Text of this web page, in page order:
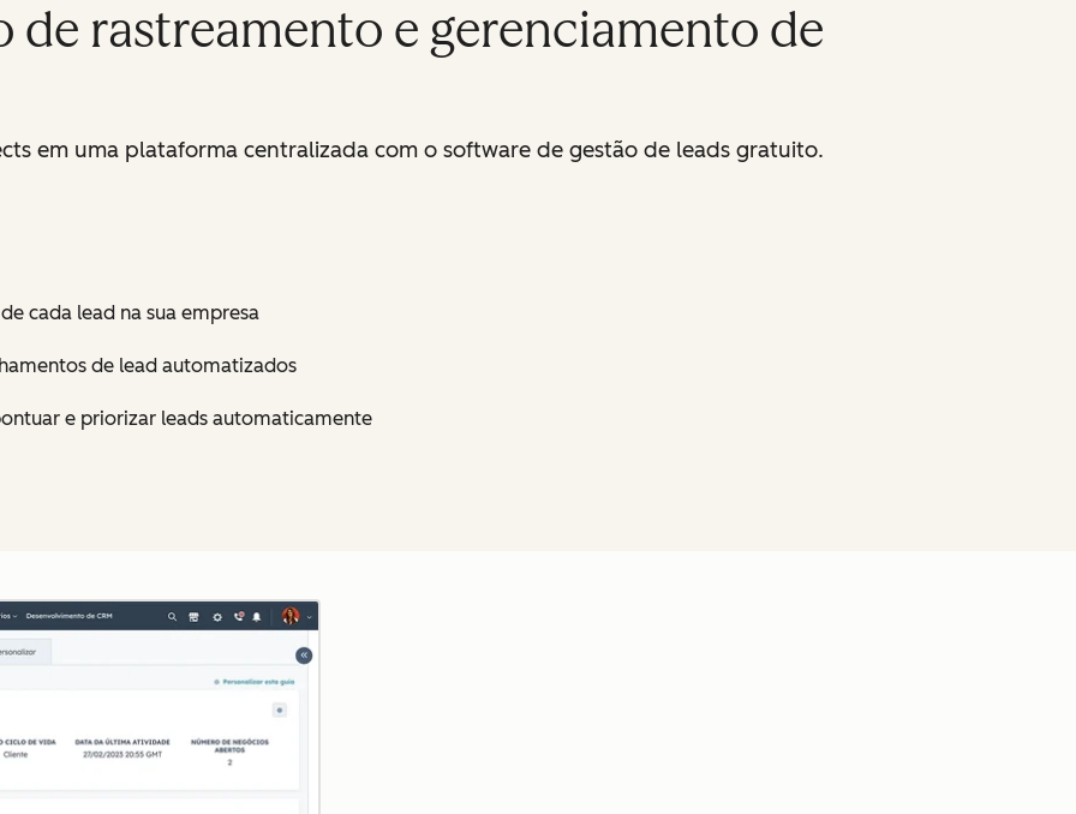
de rastreamento e gerenciamento de
em uma plataforma centralizada com o software de gestão de leads gratuito.
cada lead na sua empresa
de lead automatizados
e priorizar leads automaticamente